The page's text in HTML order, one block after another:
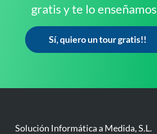
gratis y te lo enseñamos
Sí, quiero un tour gratis!!
Solución Informática a Medida, S.L.